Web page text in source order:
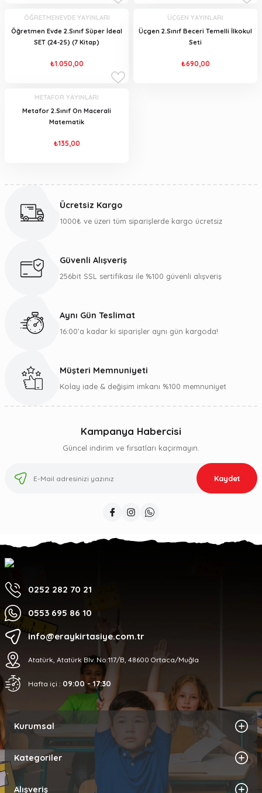
ÖĞRETMENEVDE YAYINLARI
Öğretmen Evde 2.Sınıf Süper İdeal
SET (24-25) (7 Kitap)
₺1.050,00
ÜÇGEN YAYINLARI
Üçgen 2.Sınıf Beceri Temelli İlkokul
Seti
₺690,00
METAFOR YAYINLARI
Metafor 2.Sınıf On Macerali
Matematik
₺135,00
Ücretsiz Kargo
1000₺ ve üzeri tüm siparişlerde kargo ücretsiz
Güvenli Alışveriş
256bit SSL sertifikası ile %100 güvenli alışveriş
Aynı Gün Teslimat
16:00’a kadar ki siparişler aynı gün kargoda!
Müşteri Memnuniyeti
Kolay iade & değişim imkanı %100 memnuniyet
Kampanya Habercisi
Güncel indirim ve fırsatları kaçırmayın.
Kaydet
0252 282 70 21
0553 695 86 10
info@eraykirtasiye.com.tr
Atatürk, Atatürk Blv. No:117/B, 48600 Ortaca/Muğla
Hafta içi : 09:00 - 17:30
Kurumsal
Kategoriler
Alışveriş